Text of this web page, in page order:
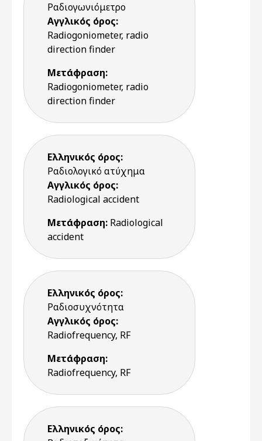
Ραδιογωνιόμετρο
Αγγλικός όρος:
Radiogoniometer, radio
direction finder
Μετάφραση:
Radiogoniometer, radio
direction finder
Ελληνικός όρος:
Ραδιολογικό ατύχημα
Αγγλικός όρος:
Radiological accident
Μετάφραση: Radiological
accident
Ελληνικός όρος:
Ραδιοσυχνότητα
Αγγλικός όρος:
Radiofrequency, RF
Μετάφραση:
Radiofrequency, RF
Ελληνικός όρος: